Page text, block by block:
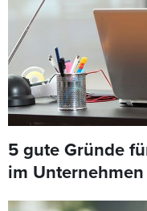
5 gute Gründe
im Unternehmen